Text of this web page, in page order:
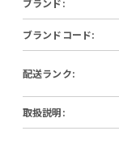
ブランド:
ブランドコード:
配送ランク:
取扱説明: